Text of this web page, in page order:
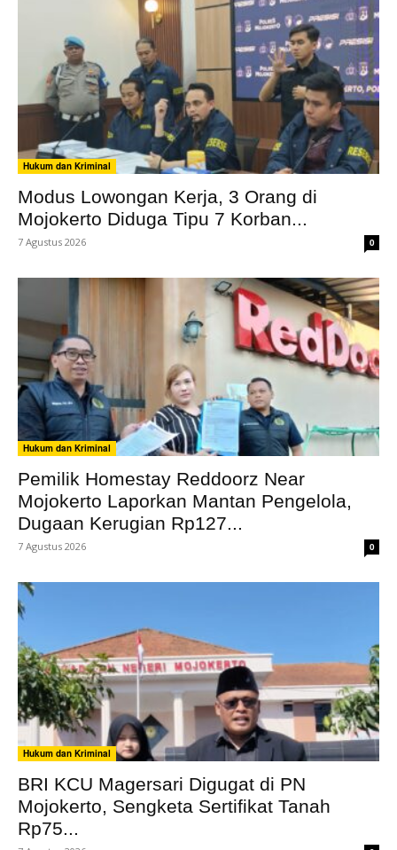
Hukum dan Kriminal
Modus Lowongan Kerja, 3 Orang di
Mojokerto Diduga Tipu 7 Korban...
7 Agustus 2026 0
Hukum dan Kriminal
Pemilik Homestay Reddoorz Near
Mojokerto Laporkan Mantan Pengelola,
Dugaan Kerugian Rp127...
7 Agustus 2026 0
Hukum dan Kriminal
BRI KCU Magersari Digugat di PN
Mojokerto, Sengketa Sertifikat Tanah
Rp75...